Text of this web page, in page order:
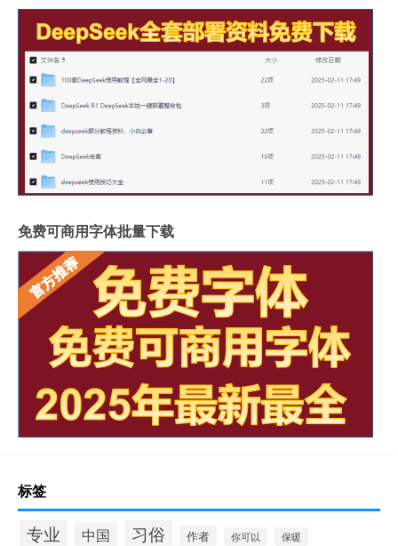
免费可商用字体批量下载
标签
专业 中国 习俗 作者 你可以 保暖